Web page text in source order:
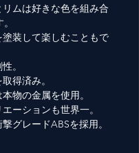
ムは好きな色を組み合
装して楽しむこともで
。
得済み。
物の金属を使用。
ーションも世界一。
グレードABSを採用。